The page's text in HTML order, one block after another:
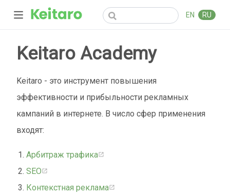
EN RU
Keitaro Academy
Keitaro - это инструмент повышения
эффективности и прибыльности рекламных
кампаний в интернете. В число сфер применения
входят:
Aрбитраж трафика
SEO
Контекстная реклама